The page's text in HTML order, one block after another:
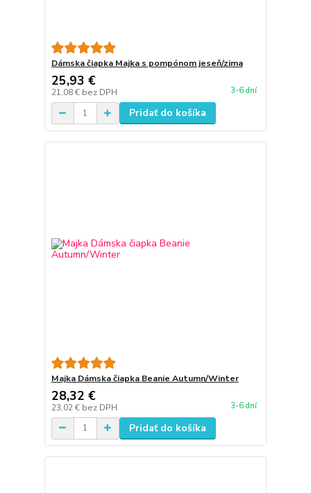
Dámska čiapka Majka s pompónom jeseň/zima
25,93 €
21,08 € bez DPH 3-6 dní
Pridať do košíka
Majka Dámska čiapka Beanie Autumn/Winter
28,32 €
23,02 € bez DPH 3-6 dní
Pridať do košíka